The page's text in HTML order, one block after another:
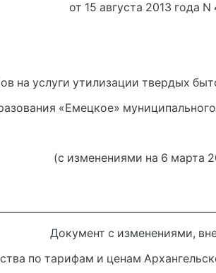
от 15 августа 2013 года
на услуги утилизации твердых
«Емецкое»
(с изменениями на 6 марта
Документ с изменениями,
по тарифам и ценам